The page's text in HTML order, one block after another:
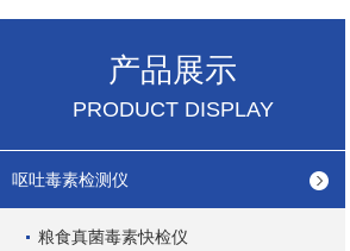
产品展示
PRODUCT DISPLAY
呕吐毒素检测仪
粮食真菌毒素快检仪